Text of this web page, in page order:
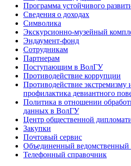
Программа устойчивого
Сведения о доходах
Символика
Экскурсионно-музейный
Эндаумент-фонд
Сотрудникам
Партнерам
Поступающим в ВолГУ
Противодействие коррупции
Противодействие экстремизму
профилактика девиантного
Политика в отношении
данных в ВолГУ
Центр общественной
Закупки
Почтовый сервис
Объединенный ведомственный
Телефонный справочник